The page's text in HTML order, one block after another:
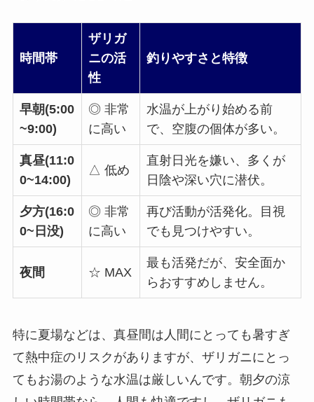
時間帯
ザリガ
ニの活
性
釣りやすさと特徴
早朝(5:00
~9:00)
◎ 非常
に高い
水温が上がり始める前
で、空腹の個体が多い。
真昼(11:0
0~14:00)
△ 低め
直射日光を嫌い、多くが
日陰や深い穴に潜伏。
夕方(16:0
0~日没)
◎ 非常
に高い
再び活動が活発化。目視
でも見つけやすい。
夜間 ☆ MAX
最も活発だが、安全面か
らおすすめしません。
特に夏場などは、真昼間は人間にとっても暑すぎ
て熱中症のリスクがありますが、ザリガニにとっ
てもお湯のような水温は厳しいんです。朝夕の涼